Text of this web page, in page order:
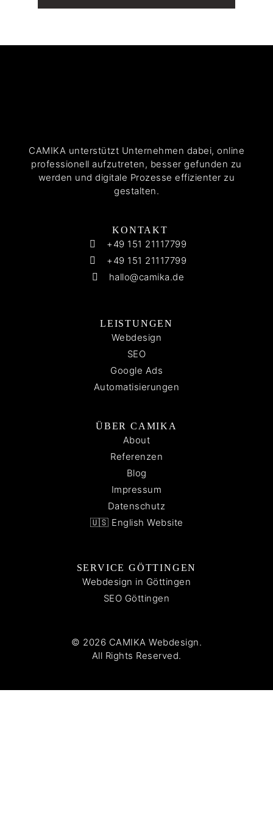
CAMIKA unterstützt Unternehmen dabei, online
professionell aufzutreten, besser gefunden zu
werden und digitale Prozesse effizienter zu
gestalten.
KONTAKT
+49 151 21117799
+49 151 21117799
hallo@camika.de
LEISTUNGEN
Webdesign
SEO
Google Ads
Automatisierungen
SERVICE GÖTTINGEN
Webdesign in Göttingen
SEO Göttingen
ÜBER CAMIKA
About
Referenzen
Blog
Impressum
Datenschutz
🇺🇸 English Website
© 2026 CAMIKA Webdesign.
All Rights Reserved.